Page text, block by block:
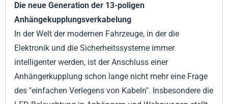
Die neue Generation der 13-poligen
Anhängekupplungsverkabelung
In der Welt der modernen Fahrzeuge, in der die
Elektronik und die Sicherheitssysteme immer
intelligenter werden, ist der Anschluss einer
Anhängerkupplung schon lange nicht mehr eine Frage
des "einfachen Verlegens von Kabeln". Insbesondere die